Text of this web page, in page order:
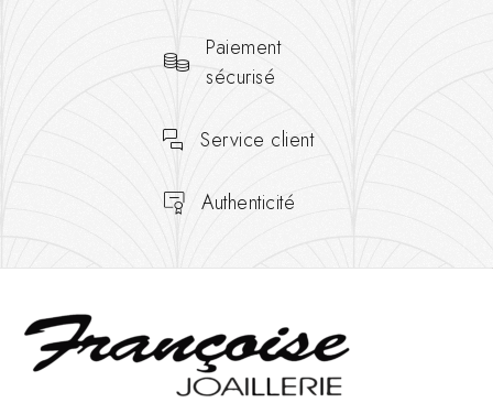
Paiement
sécurisé
Service client
Authenticité